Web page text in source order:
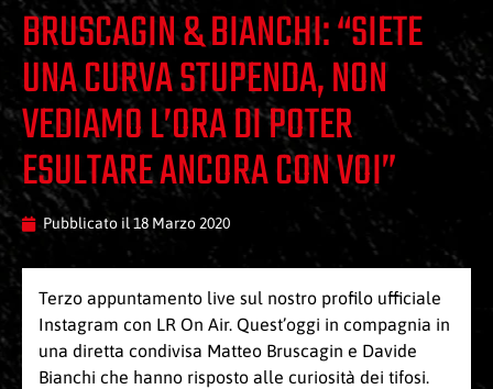
BRUSCAGIN & BIANCHI: “SIETE
UNA CURVA STUPENDA, NON
VEDIAMO L’ORA DI POTER
ESULTARE ANCORA CON VOI”
Pubblicato il 18 Marzo 2020
Terzo appuntamento live sul nostro profilo ufficiale
Instagram con LR On Air. Quest’oggi in compagnia in
una diretta condivisa Matteo Bruscagin e Davide
Bianchi che hanno risposto alle curiosità dei tifosi.